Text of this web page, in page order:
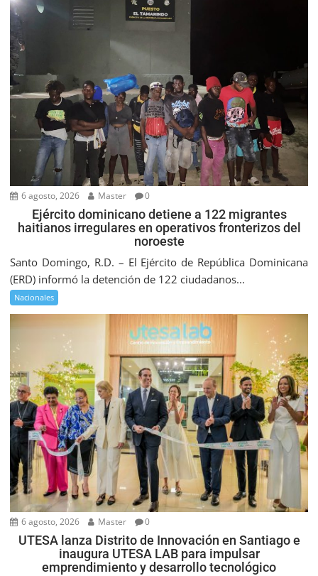
6 agosto, 2026 Master 0
Ejército dominicano detiene a 122 migrantes
haitianos irregulares en operativos fronterizos del
noroeste
Santo Domingo, R.D. – El Ejército de República Dominicana
(ERD) informó la detención de 122 ciudadanos...
Nacionales
6 agosto, 2026 Master 0
UTESA lanza Distrito de Innovación en Santiago e
inaugura UTESA LAB para impulsar
emprendimiento y desarrollo tecnológico